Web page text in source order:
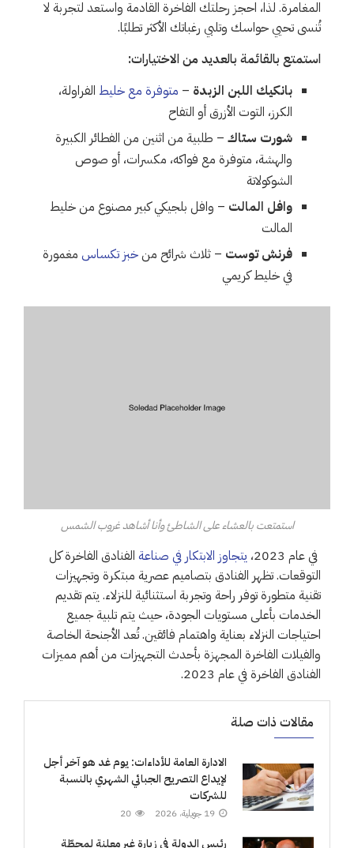
المغامرة. لذا، احجز رحلتك الفاخرة القادمة واستعد لتجربة لا
تُنسى تحيي حواسك وتلبي رغباتك الأكثر تطلبًا.
استمتع بالقائمة بالعديد من الاختيارات:
بانكيك اللبن الزبدة – متوفرة مع خليط الفراولة،
الكرز، التوت الأزرق أو التفاح
شورت ستاك– طلبية من اثنين من الفطائر الكبيرة
والهشة، متوفرة مع فواكه، مكسرات، أو صوص
الشوكولاتة
وافل المالت – وافل بلجيكي كبير مصنوع من خليط
المالت
فرنش توست – ثلاث شرائح منخبز تكساسمغمورة
في خليط كريمي
استمتعت بالعشاء على الشاطئ وأنا أشاهد غروب الشمس
في عام 2023، يتجاوز الابتكار في صناعة الفنادق الفاخرة كل
التوقعات. تظهر الفنادق بتصاميم عصرية مبتكرة وتجهيزات
تقنية متطورة توفر راحة وتجربة استثنائية للنزلاء. يتم تقديم
الخدمات بأعلى مستويات الجودة، حيث يتم تلبية جميع
احتياجات النزلاء بعناية واهتمام فائقين. تُعد الأجنحة الخاصة
والفيلات الفاخرة المجهزة بأحدث التجهيزات من أهم مميزات
الفنادق الفاخرة في عام 2023.
مقالات ذات صلة
الادارة العامة للأداءات: يوم غد هو آخر أجل
لإيداع التصريح الجبائي الشهري بالنسبة
للشركات
19 جويلية، 2026 20
رئيس الدولة في زيارة غير معلنة لمحطّة